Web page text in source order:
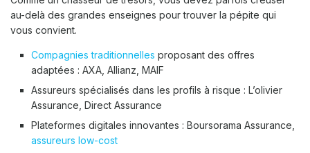
au-delà des grandes enseignes pour trouver la pépite qui
vous convient.
Compagnies traditionnelles proposant des offres
adaptées : AXA, Allianz, MAIF
Assureurs spécialisés dans les profils à risque : L’olivier
Assurance, Direct Assurance
Plateformes digitales innovantes : Boursorama Assurance,
assureurs low-cost